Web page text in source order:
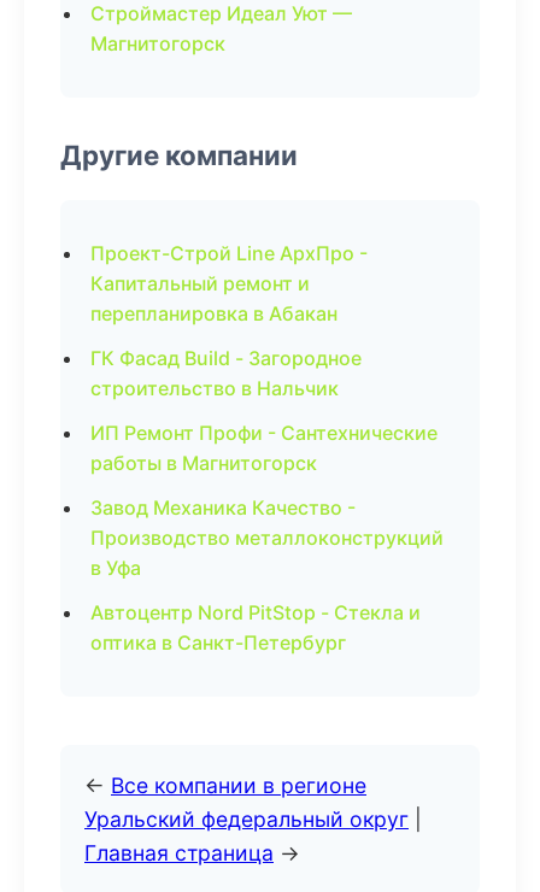
Строймастер Идеал Уют —
Магнитогорск
Другие компании
Проект-Строй Line АрхПро -
Капитальный ремонт и
перепланировка в Абакан
ГК Фасад Build - Загородное
строительство в Нальчик
ИП Ремонт Профи - Сантехнические
работы в Магнитогорск
Завод Механика Качество -
Производство металлоконструкций
в Уфа
Автоцентр Nord PitStop - Стекла и
оптика в Санкт-Петербург
← Все компании в регионе
Уральский федеральный округ
Главная страница →